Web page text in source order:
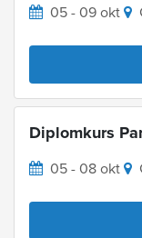
05 - 09 okt
Diplomkurs
05 - 08 okt